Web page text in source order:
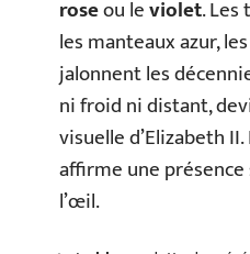
roseou leviolet.
les manteaux azur,
jalonnent les
ni froid ni distant,
visuelle d’Elizabeth
affirme une
l’œil.